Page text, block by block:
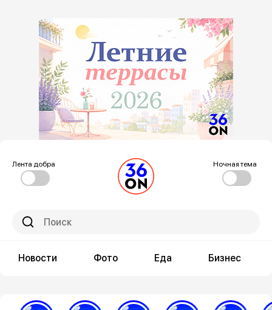
Лента добра Ночная тема
Новости Фото Еда Бизнес